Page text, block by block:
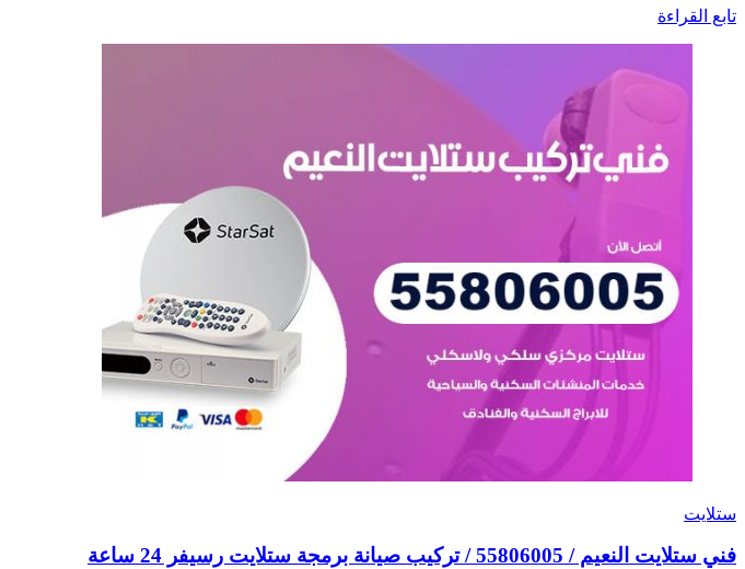
تابع القراءة
ستلايت
فني ستلايت النعيم / 55806005 / تركيب صيانة برمجة ستلايت رسيفر 24 ساعة